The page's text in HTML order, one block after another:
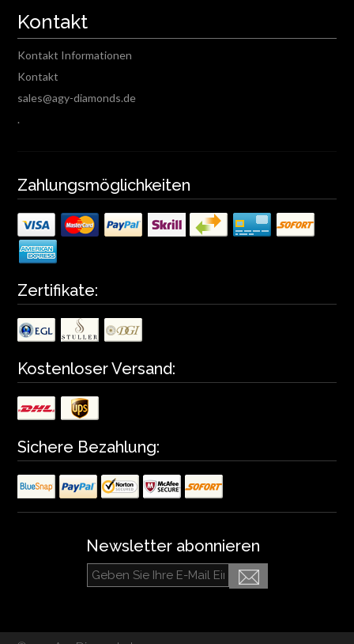
Kontakt
Kontakt Informationen
Kontakt
sales@agy-diamonds.de
.
Zahlungsmöglichkeiten
Zertifikate:
Kostenloser Versand:
Sichere Bezahlung:
Newsletter abonnieren